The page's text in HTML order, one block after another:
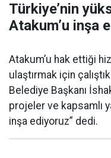
Türkiye’nin
Atakum’u inşa
Atakum’u hak ettiği
ulaştırmak için
Belediye Başkanı
projeler ve kapsamlı
inşa ediyoruz” dedi.